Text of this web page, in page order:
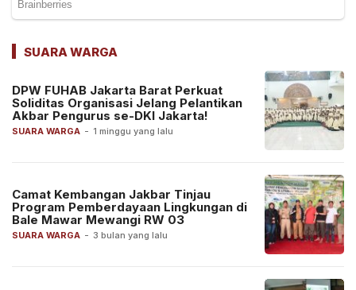
SUARA WARGA
SUARA WARGA - 1 minggu yang lalu
DPW FUHAB Jakarta Barat Perkuat
Soliditas Organisasi Jelang Pelantikan
Akbar Pengurus se-DKI Jakarta!
SUARA WARGA - 3 bulan yang lalu
Camat Kembangan Jakbar Tinjau
Program Pemberdayaan Lingkungan di
Bale Mawar Mewangi RW 03